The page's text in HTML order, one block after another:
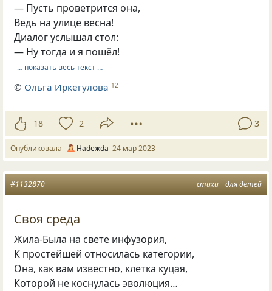
— Пусть проветрится она,
Ведь на улице весна!
Диалог услышал стол:
— Ну тогда и я пошёл!
… показать весь текст …
© Ольга Иркегулова 12
18 2 3
Опубликовала Нadeжda 24 мар 2023
стихи для детей
#1132870
Своя среда
Жила-Была на свете инфузория,
К простейшей относилась категории,
Она, как вам известно, клетка куцая,
Которой не коснулась эволюция…